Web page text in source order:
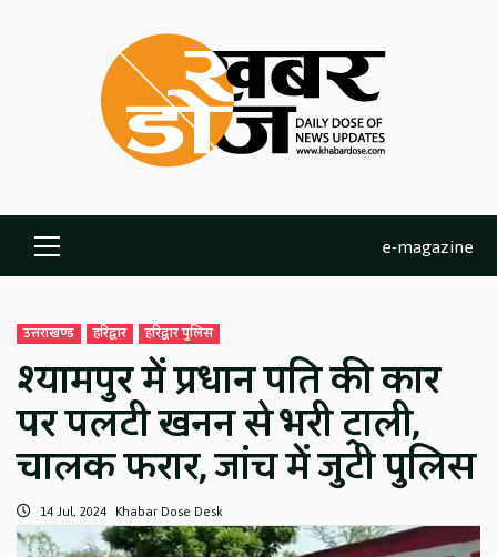
Primary
Menu
e-magazine
उत्तराखण्ड हरिद्वार हरिद्वार पुलिस
श्यामपुर में प्रधान पति की कार
पर पलटी खनन से भरी ट्राली,
चालक फरार, जांच में जुटी पुलिस
14 Jul, 2024 Khabar Dose Desk